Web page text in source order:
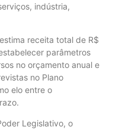
indústria,
receita total de R$
parâmetros
no orçamento anual e
no Plano
elo entre o
Legislativo, o